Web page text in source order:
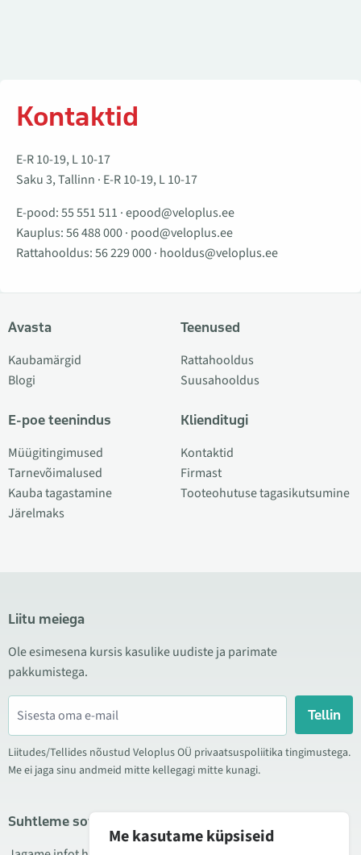
Kontaktid
E-R 10-19, L 10-17
Saku 3, Tallinn · E-R 10-19, L 10-17
E-pood:55 551 511 ·epood@veloplus.ee
Kauplus:56 488 000· pood@veloplus.ee
Rattahooldus:56 229 000· hooldus@veloplus.ee
Avasta
Kaubamärgid
Blogi
E-poe teenindus
Müügitingimused
Tarnevõimalused
Kauba tagastamine
Järelmaks
Teenused
Rattahooldus
Suusahooldus
Klienditugi
Kontaktid
Firmast
Tooteohutuse tagasikutsumine
Liitu meiega
Ole esimesena kursis kasulike uudiste ja parimate
pakkumistega.
Tellin
Liitudes/Tellides nõustud Veloplus OÜ privaatsuspoliitika tingimustega.
Me ei jaga sinu andmeid mitte kellegagi mitte kunagi.
Suhtleme sotsiaalmeedias
Me kasutame küpsiseid